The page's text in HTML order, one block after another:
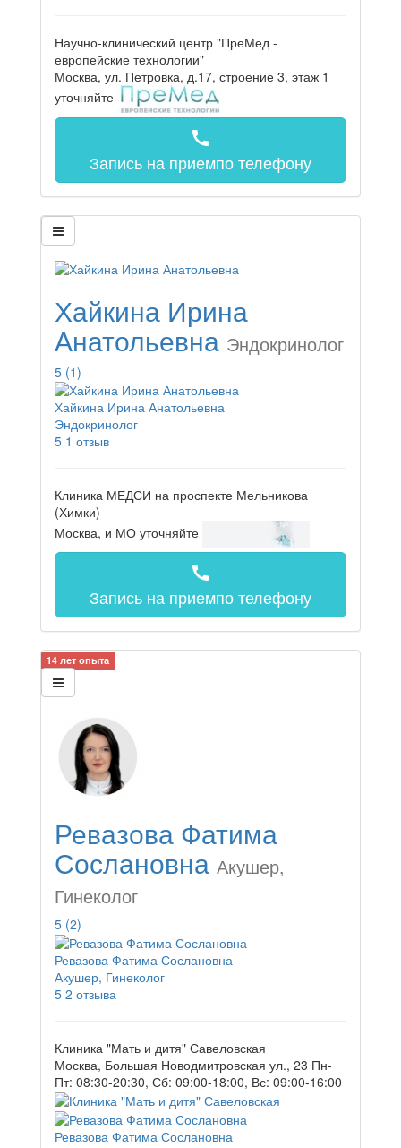
Научно-клинический центр "ПреМед -
европейские технологии"
Москва, ул. Петровка, д.17, строение 3, этаж 1
уточняйте
call
Запись на приемпо телефону
Хайкина Ирина
Анатольевна Эндокринолог
5 (1)
Хайкина Ирина Анатольевна
Эндокринолог
5 1 отзыв
Клиника МЕДСИ на проспекте Мельникова
(Химки)
Москва, и МО уточняйте
call
Запись на приемпо телефону
14 лет опыта
Ревазова Фатима
Сослановна Акушер,
Гинеколог
5 (2)
Ревазова Фатима Сослановна
Акушер, Гинеколог
5 2 отзыва
Клиника "Мать и дитя" Савеловская
Москва, Большая Новодмитровская ул., 23 Пн-
Пт: 08:30-20:30, Сб: 09:00-18:00, Вс: 09:00-16:00
Ревазова Фатима Сослановна